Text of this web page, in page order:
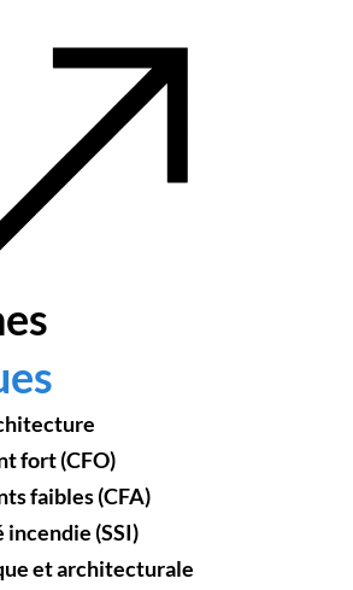
fort (CFO)
faibles (CFA)
(SSI)
et architecturale